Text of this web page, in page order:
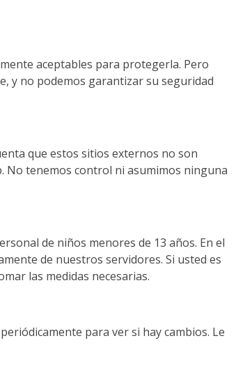
aceptables para protegerla. Pero
y no podemos garantizar su seguridad
que estos sitios externos no son
No tenemos control ni asumimos ninguna
de niños menores de 13 años. En el
de nuestros servidores. Si usted es
las medidas necesarias.
para ver si hay cambios. Le